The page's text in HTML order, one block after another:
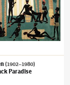
(1902–1980)
Paradise